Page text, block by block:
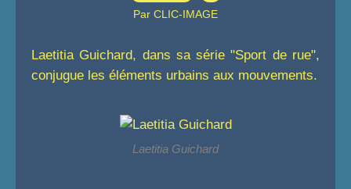
Par CLIC-IMAGE
Laetitia Guichard, dans sa série "Sport de rue",
conjugue les éléments urbains aux mouvements.
Laetitia Guichard